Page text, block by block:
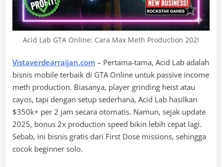
Acid Lab GTA Online: Cara Max Meth Production 202!
Vistaverdearraijan.com – Pertama-tama, Acid Lab adalah
bisnis mobile terbaik di GTA Online untuk passive income
meth production. Biasanya, player grinding heist atau
cayos, tapi dengan setup sederhana, Acid Lab hasilkan
$350k+ per 2 jam secara otomatis. Namun, sejak update
2025, bonus 2x production speed bikin lebih cepat lagi.
Sebab, ini bisnis gratis dari First Dose missions, sehingga
cocok beginner solo.